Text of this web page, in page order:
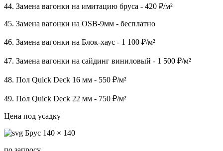
44. Замена вагонки на имитацию бруса - 420 ₽/м²
45. Замена вагонки на OSB-9мм - бесплатно
46. Замена вагонки на Блок-хаус - 1 100 ₽/м²
47. Замена вагонки на сайдинг виниловый - 1 500 ₽/м²
48. Пол Quick Deck 16 мм - 550 ₽/м²
49. Пол Quick Deck 22 мм - 750 ₽/м²
Цена под усадку
Брус 140 × 140